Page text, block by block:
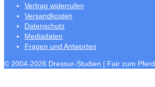
Vertrag widerrufen
Versandkosten
Datenschutz
Mediadaten
Fragen und Antworten
© 2004-2026 Dressur-Studien | Fair zum Pferd